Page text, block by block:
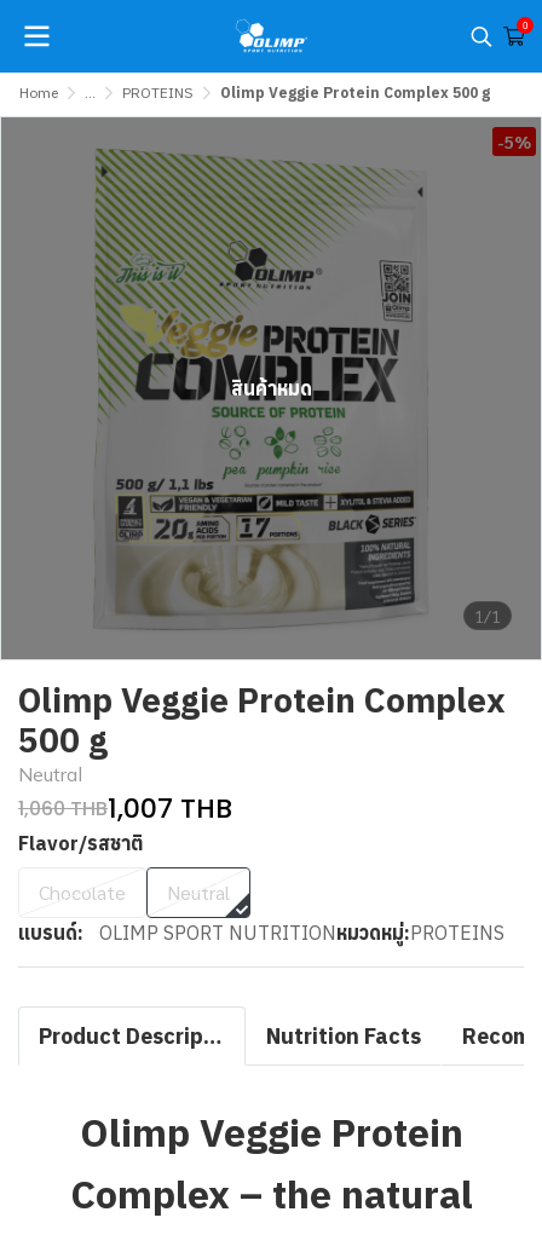
0
Home ... PROTEINS Olimp Veggie Protein Complex 500 g
1/1
-5%
สินค้าหมด
Olimp Veggie Protein Complex
500 g
Neutral
1,060 THB1,007 THB
Flavor/รสชาติ
Chocolate Neutral
แบรนด์: OLIMP SPORT NUTRITIONหมวดหมู่:PROTEINS
Product Description Nutrition Facts
Olimp Veggie Protein
Complex – the natural